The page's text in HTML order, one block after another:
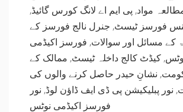
مواد, پی ایم اے لانگ کورس گائیڈ,
فورسز ٹیسٹ, جنرل نالج فورسز کے
کے مسائل اور سوالات, فورسز اکیڈمی
, کیڈٹ کالج داخلہ ٹیسٹ, ممالک کے
, نشانِ حیدر حاصل کرنے والوں کی
, نور پبلیکیشن پی ڈی ایف ڈاؤن لوڈ, نور
فورسز اکیڈمی نوٹس